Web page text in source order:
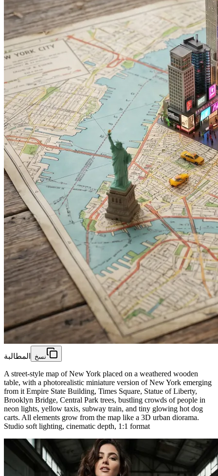
المطالبة نسخ
A street-style map of New York placed on a weathered wooden
table, with a photorealistic miniature version of New York emerging
from it Empire State Building, Times Square, Statue of Liberty,
Brooklyn Bridge, Central Park trees, bustling crowds of people in
neon lights, yellow taxis, subway train, and tiny glowing hot dog
carts. All elements grow from the map like a 3D urban diorama.
Studio soft lighting, cinematic depth, 1:1 format